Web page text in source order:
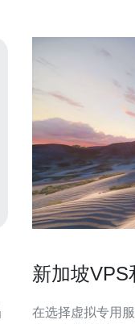
新加坡VPS
在选择虚拟专用